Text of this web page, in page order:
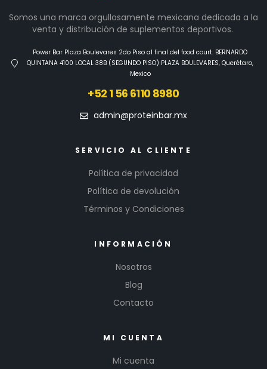
Somos una marca orgullosamente mexicana dedicada a la
venta y distribución de suplementos deportivos.
Power Bar Plaza Boulevares 2do Piso al final del food court. BERNARDO
QUINTANA 4100 LOCAL 38B (SEGUNDO PISO) PLAZA BOULEVARES, Querétaro,
Mexico
+52 1 56 6110 8980
admin@proteinbar.mx
SERVICIO AL CLIENTE
Política de privacidad
Política de devolución
Términos y Condiciones
INFORMACIÓN
Nosotros
Blog
Contacto
MI CUENTA
Mi cuenta